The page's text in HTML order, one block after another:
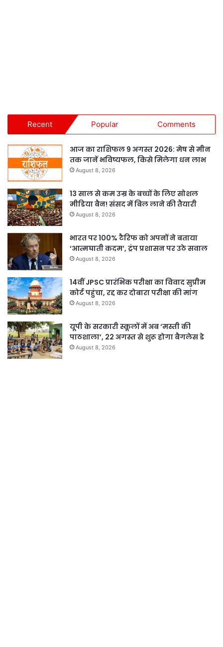
Recent Popular Comments
आज का राशिफल 9 अगस्त 2026: मेष से मीन
तक जानें भविष्यफल, किसे मिलेगा धन लाभ
August 8, 2026
13 साल से कम उम्र के बच्चों के लिए सोशल
मीडिया बैन! संसद में बिल लाने की तैयारी
August 8, 2026
भारत पर 100% टैरिफ को अपनों ने बताया
‘आत्मघाती कदम’, ट्रंप प्रशासन पर उठे सवाल
August 8, 2026
14वीं JPSC प्रारंभिक परीक्षा का विवाद सुप्रीम
कोर्ट पहुंचा, रद्द कर दोबारा परीक्षा की मांग
August 8, 2026
यूपी के सरकारी स्कूलों में अब ‘मस्ती की
पाठशाला’, 22 अगस्त से शुरू होगा बैगलेस डे
August 8, 2026